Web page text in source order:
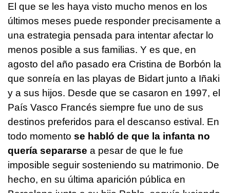
El que se les haya visto mucho menos en los
últimos meses puede responder precisamente a
una estrategia pensada para intentar afectar lo
menos posible a sus familias. Y es que, en
agosto del año pasado era Cristina de Borbón la
que sonreía en las playas de Bidart junto a Iñaki
y a sus hijos. Desde que se casaron en 1997, el
País Vasco Francés siempre fue uno de sus
destinos preferidos para el descanso estival. En
todo momento se habló de que la infanta no
quería separarse a pesar de que le fue
imposible seguir sosteniendo su matrimonio. De
hecho, en su última aparición pública en